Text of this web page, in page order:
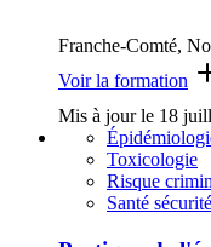
Franche-Comté,
Voir la formation
Mis à jour le 18
Toxicologie
Risque
Santé